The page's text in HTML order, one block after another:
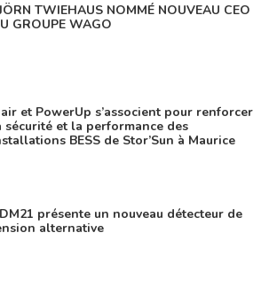
TWIEHAUS NOMMÉ NOUVEAU CEO
GROUPE WAGO
et PowerUp s’associent pour renforcer
sécurité et la performance des
BESS de Stor’Sun à Maurice
présente un nouveau détecteur de
alternative